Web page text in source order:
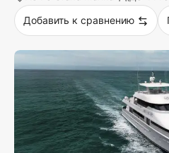
Добавить к сравнению